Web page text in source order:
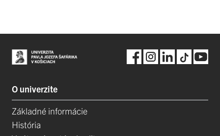
O univerzite
Základné informácie
História